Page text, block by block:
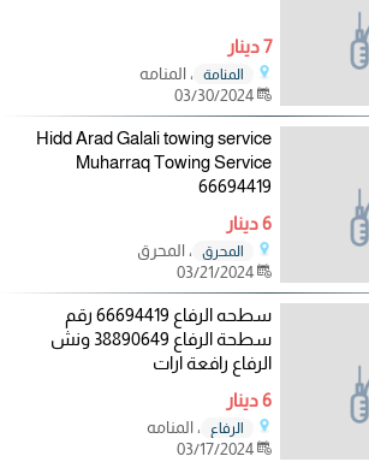
7 دينار
المنامة
، المنامه
03/30/2024
Hidd Arad Galali towing service
Muharraq Towing Service
66694419
6 دينار
المحرق
، المحرق
03/21/2024
سطحه الرفاع 66694419 رقم
سطحة الرفاع 38890649 ونش
الرفاع رافعة ارات
6 دينار
الرفاع
، المنامه
03/17/2024